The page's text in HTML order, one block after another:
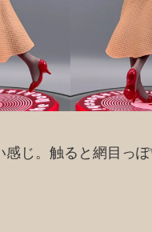
感じ。触ると網目っ